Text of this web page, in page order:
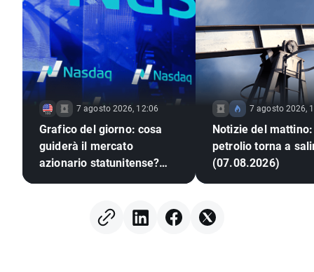
7 agosto 2026, 12:06
Grafico del giorno: cosa
guiderà il mercato
azionario statunitense?
7 agosto 2026,
Notizie del
petrolio torna a
(07.08.2026)